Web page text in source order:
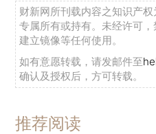
财新网所刊载内容之知识产
专属所有或持有。未经许可
建立镜像等任何使用。
如有意愿转载，请发邮件至
确认及授权后，方可转载。
推荐阅读